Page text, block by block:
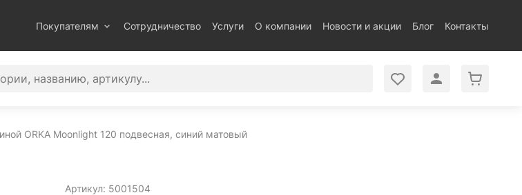
Покупателям Сотрудничество Услуги О компании Новости и акции Блог Контакты
ORKA Moonlight 120 подвесная, синий матовый
Артикул: 5001504